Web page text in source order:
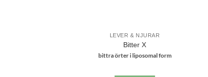
LEVER & NJURAR
Bitter X
bittra örter i liposomal form